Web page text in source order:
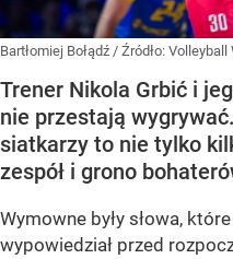
Bartłomiej Bołądź / Źródło: Volleyball
Trener Nikola Grbić i
nie przestają
siatkarzy to nie tylko
zespół i grono
Wymowne były słowa,
wypowiedział przed